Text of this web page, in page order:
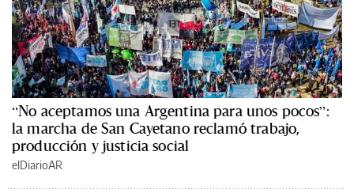
“No aceptamos una Argentina para unos pocos”:
la marcha de San Cayetano reclamó trabajo,
producción y justicia social
elDiarioAR